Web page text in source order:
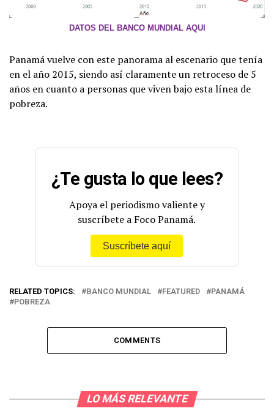
DATOS DEL BANCO MUNDIAL AQUI
Panamá vuelve con este panorama al escenario que tenía
en el año 2015, siendo así claramente un retroceso de 5
años en cuanto a personas que viven bajo esta línea de
pobreza.
¿Te gusta lo que lees?
Apoya el periodismo valiente y
suscríbete a Foco Panamá.
Suscríbete aquí
RELATED TOPICS: BANCO MUNDIAL FEATURED
PANAMÁ
POBREZA
COMMENTS
LO MÁS RELEVANTE